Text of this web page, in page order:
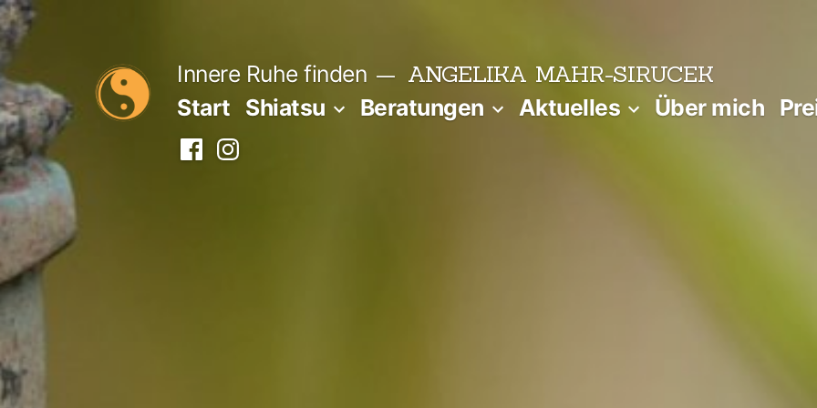
Zum
Inhalt
springen
Innere Ruhe finden ANGELIKA MAHR-SIRUCEK
Start Shiatsu Beratungen Aktuelles Über mich
FacebookInstagram